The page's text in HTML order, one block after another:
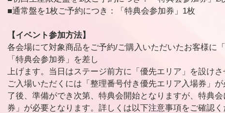
■通常盤を1枚ご予約につき：「特典会参加券」1枚
【イベント参加方法】
各会場にて対象商品をご予約/ご購入いただいたお客様に
「特典会参加券」を差し
上げます。当日はステージ前方に「優先エリア」を設け
ご入場いただくには「整理番号付き優先エリア入場券」
了後、準備ができ次第、特典会開始となりますが、特典
券」が必要となります。詳しくは以下注意事項をご確認く